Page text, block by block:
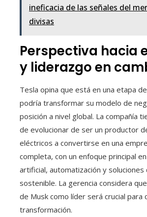
ineficacia de las señales del
divisas
Perspectiva hacia
y liderazgo en
Tesla opina que está en una etapa
podría transformar su modelo de
posición a nivel global. La compañía
de evolucionar de ser un productor
eléctricos a convertirse en una
completa, con un enfoque principal
artificial, automatización y soluciones
sostenible. La gerencia considera
de Musk como líder será crucial para
transformación.